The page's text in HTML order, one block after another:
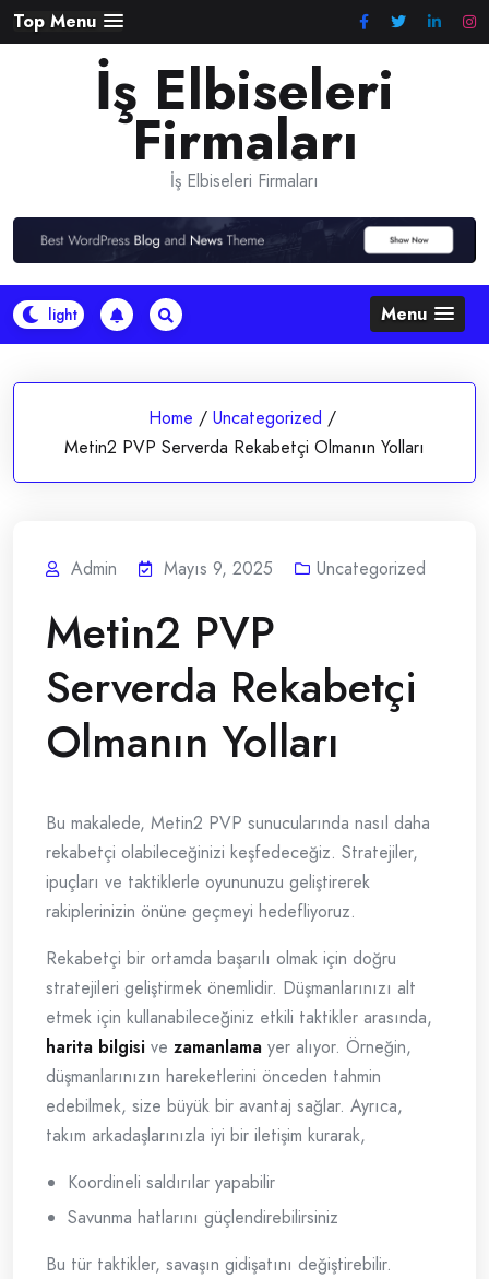
Skip
to
Top Menu
İş Elbiseleri
Firmaları
İş Elbiseleri Firmaları
Menu
Home / Uncategorized /
Metin2 PVP Serverda Rekabetçi Olmanın Yolları
Admin Mayıs 9, 2025 Uncategorized
Metin2 PVP
Serverda Rekabetçi
Olmanın Yolları
Bu makalede, Metin2 PVP sunucularında nasıl daha
rekabetçi olabileceğinizi keşfedeceğiz. Stratejiler,
ipuçları ve taktiklerle oyununuzu geliştirerek
rakiplerinizin önüne geçmeyi hedefliyoruz.
Rekabetçi bir ortamda başarılı olmak için doğru
stratejileri geliştirmek önemlidir. Düşmanlarınızı alt
etmek için kullanabileceğiniz etkili taktikler arasında,
harita bilgisi ve zamanlama yer alıyor. Örneğin,
düşmanlarınızın hareketlerini önceden tahmin
edebilmek, size büyük bir avantaj sağlar. Ayrıca,
takım arkadaşlarınızla iyi bir iletişim kurarak,
Koordineli saldırılar yapabilir
Savunma hatlarını güçlendirebilirsiniz
Bu tür taktikler, savaşın gidişatını değiştirebilir.